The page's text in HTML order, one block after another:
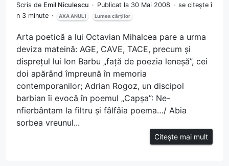
Scris de Emil Niculescu Publicat la 30 Mai 2008
se citește î
n 3 minute
AXA ANUL I Lumea cărților
Arta poetică a lui Octavian Mihalcea pare a urma
deviza mateină: AGE, CAVE, TACE, precum și
disprețul lui Ion Barbu „față de poezia leneșă”, cei
doi apărând împreună în memoria
contemporanilor; Adrian Rogoz, un discipol
barbian îi evocă în poemul „Capșa”: Ne-
nfierbântam la filtru și fâlfâia poema…/ Abia
sorbea vreunul...
Citește mai mult